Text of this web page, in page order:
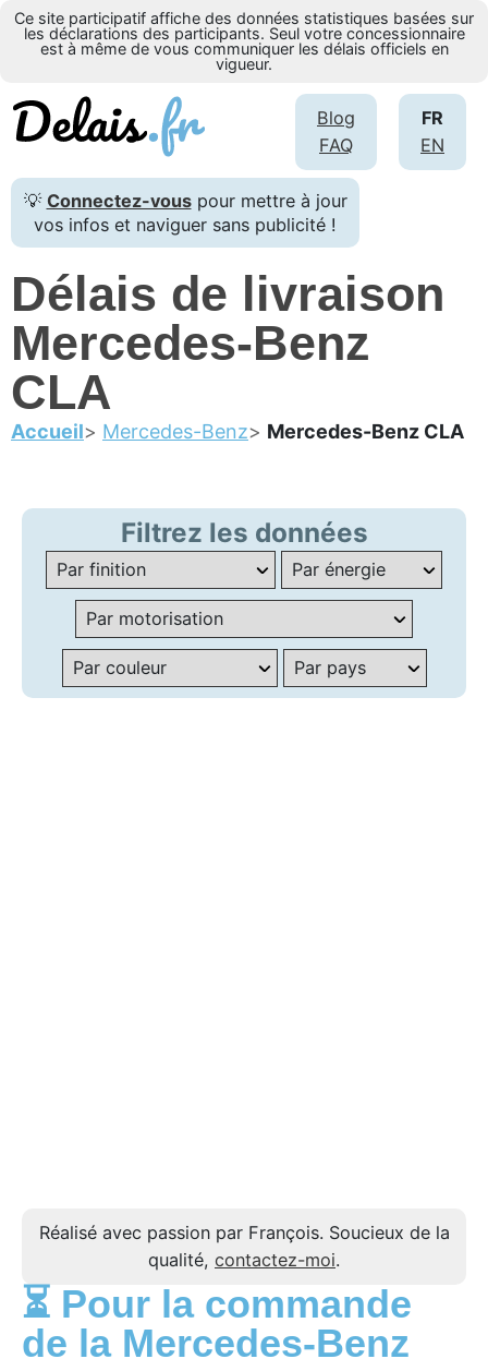
Ce site participatif affiche des données statistiques basées sur
les déclarations des participants. Seul votre concessionnaire
est à même de vous communiquer les délais officiels en
vigueur.
FR
EN
Blog
FAQ
💡 Connectez-vouspour mettre à jour
vos infos et naviguer sans publicité !
Délais de livraison
Mercedes-Benz
CLA
Accueil Mercedes-Benz Mercedes-Benz CLA
Filtrez les données
Réalisé avec passion par François. Soucieux de la
qualité, contactez-moi.
⏳ Pour la commande
de la Mercedes-Benz